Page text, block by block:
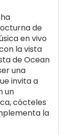
de
en vivo
la vista
de Ocean
una
invita a
un
cócteles
la